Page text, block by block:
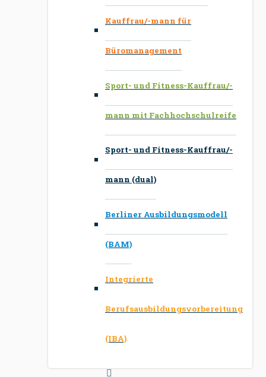
Kauffrau/-mann für
Büromanagement
Sport- und Fitness-Kauffrau/-
mann mit Fachhochschulreife
Sport- und Fitness-Kauffrau/-
mann (dual)
Berliner Ausbildungsmodell
(BAM)
Integrierte
Berufsausbildungsvorbereitung
(IBA)